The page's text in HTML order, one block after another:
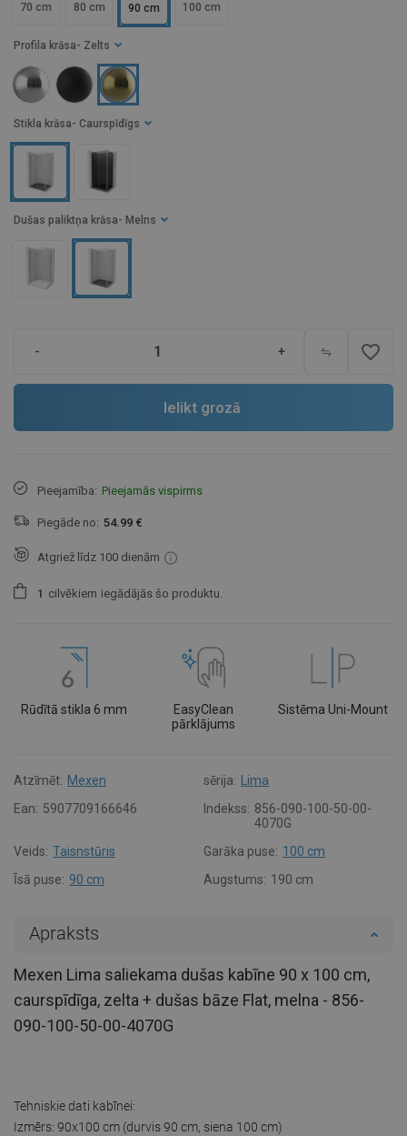
70 cm 80 cm 90 cm 100 cm
Stikla krāsa - Caurspīdīgs
Profila krāsa - Zelts
Dušas paliktņa krāsa - Melns
- + favorite_border
Ielikt grozā
Pieejamība: Pieejamās vispirms
Piegāde no: 54.99 €
Atgriež līdz 100 dienām
1 cilvēkiem iegādājās šo produktu.
Rūdītā stikla 6 mm
EasyClean
pārklājums
Sistēma Uni-Mount
Atzīmēt: Mexen sērija:
Lima
Ean: 5907709166646 Indekss: 856-090-100-50-00-
4070G
Veids: Taisnstūris Garāka puse: 100 cm
Īsā puse: 90 cm Augstums: 190 cm
Apraksts
Mexen Lima saliekama dušas kabīne 90 x 100 cm,
caurspīdīga, zelta + dušas bāze Flat, melna - 856-
090-100-50-00-4070G
Tehniskie dati kabīnei:
Izmērs: 90x100 cm (durvis 90 cm, siena 100 cm)